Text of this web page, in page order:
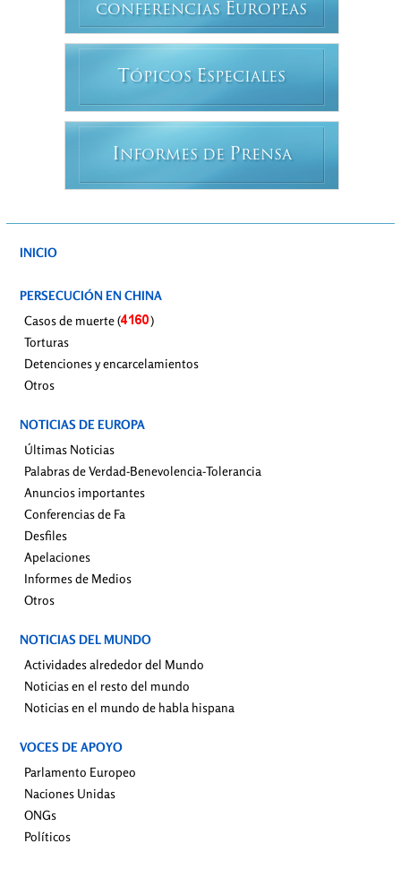
CONFERENCIAS EUROPEAS
T ÓPICOS ESPECIALES
INFORMES DE PRENSA
INICIO
PERSECUCIÓN EN CHINA
Casos de muerte (
)
Torturas
Detenciones y encarcelamientos
Otros
NOTICIAS DE EUROPA
Últimas Noticias
Palabras de Verdad-Benevolencia-Tolerancia
Anuncios importantes
Conferencias de Fa
Desfiles
Apelaciones
Informes de Medios
Otros
NOTICIAS DEL MUNDO
Actividades alrededor del Mundo
Noticias en el resto del mundo
Noticias en el mundo de habla hispana
VOCES DE APOYO
Parlamento Europeo
Naciones Unidas
ONGs
Políticos